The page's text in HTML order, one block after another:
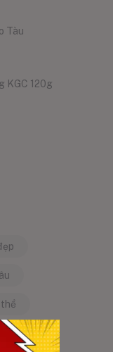
Tàu
KGC 120g